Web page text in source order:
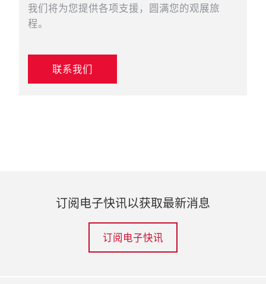
我们将为您提供各项支援，圆满您的观展旅
程。
联系我们
订阅电子快讯以获取最新消息
订阅电子快讯